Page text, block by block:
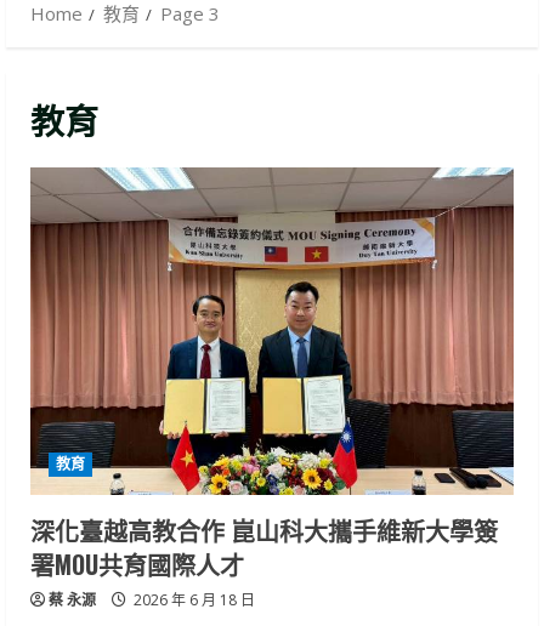
Home 教育 Page 3
教育
教育
深化臺越高教合作 崑山科大攜手維新大學簽
署MOU共育國際人才
蔡 永源 2026 年 6 月 18 日